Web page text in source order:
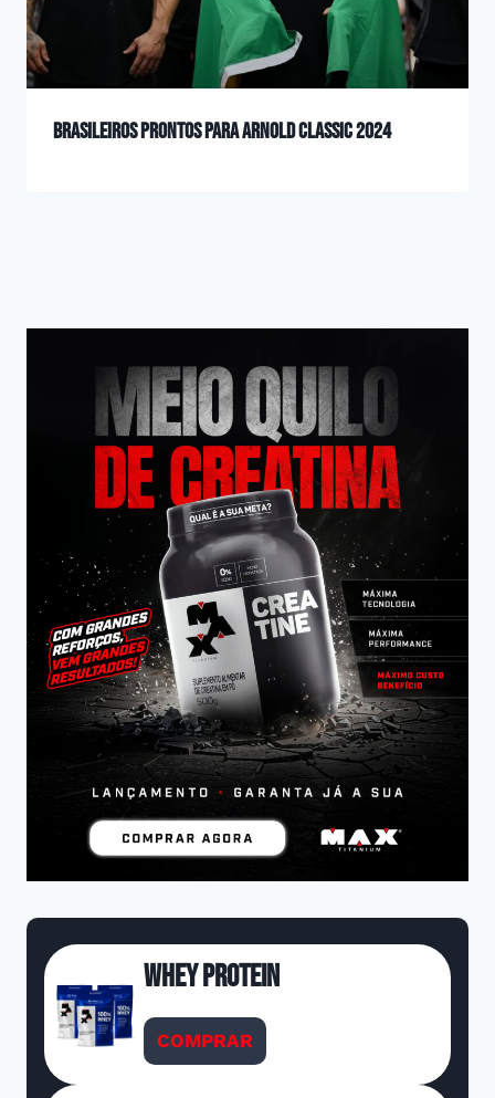
Brasileiros prontos para Arnold Classic 2024
Whey Protein
COMPRAR